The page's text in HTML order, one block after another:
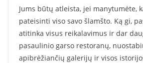
Jums būtų atleista, jei manytumėte,
pateisinti viso savo šlamšto. Ką gi,
atitinka visus reikalavimus ir dar
pasaulinio garso restoranų,
apibrėžiančių galerijų ir visos